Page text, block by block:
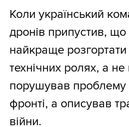
Коли український
дронів припустив,
найкраще
технічних ролях, а
порушував проблему
фронті, а описував
війни.